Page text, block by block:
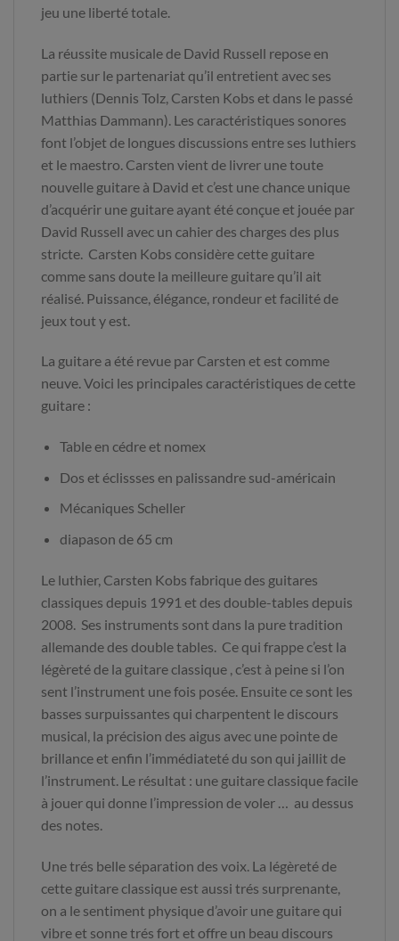
jeu une liberté totale.
La réussite musicale de David Russell repose en
partie sur le partenariat qu’il entretient avec ses
luthiers (Dennis Tolz, Carsten Kobs et dans le passé
Matthias Dammann). Les caractéristiques sonores
font l’objet de longues discussions entre ses luthiers
et le maestro. Carsten vient de livrer une toute
nouvelle guitare à David et c’est une chance unique
d’acquérir une guitare ayant été conçue et jouée par
David Russell avec un cahier des charges des plus
stricte. Carsten Kobs considère cette guitare
comme sans doute la meilleure guitare qu’il ait
réalisé. Puissance, élégance, rondeur et facilité de
jeux tout y est.
La guitare a été revue par Carsten et est comme
neuve. Voici les principales caractéristiques de cette
guitare :
Table en cédre et nomex
Dos et éclissses en palissandre sud-américain
Mécaniques Scheller
diapason de 65 cm
Le luthier, Carsten Kobs fabrique des guitares
classiques depuis 1991 et des double-tables depuis
2008. Ses instruments sont dans la pure tradition
allemande des double tables. Ce qui frappe c’est la
légèreté de la guitare classique , c’est à peine si l’on
sent l’instrument une fois posée. Ensuite ce sont les
basses surpuissantes qui charpentent le discours
musical, la précision des aigus avec une pointe de
brillance et enfin l’immédiateté du son qui jaillit de
l’instrument. Le résultat : une guitare classique facile
à jouer qui donne l’impression de voler … au dessus
des notes.
Une trés belle séparation des voix. La légèreté de
cette guitare classique est aussi trés surprenante,
on a le sentiment physique d’avoir une guitare qui
vibre et sonne trés fort et offre un beau discours